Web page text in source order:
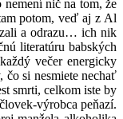
nič na tom, že
potom, veď aj z Al
a odrazu… ich nik
literatúru babských
večer energicky
si nesmiete nechať
smrti, celkom iste by
výrobca peňazí.